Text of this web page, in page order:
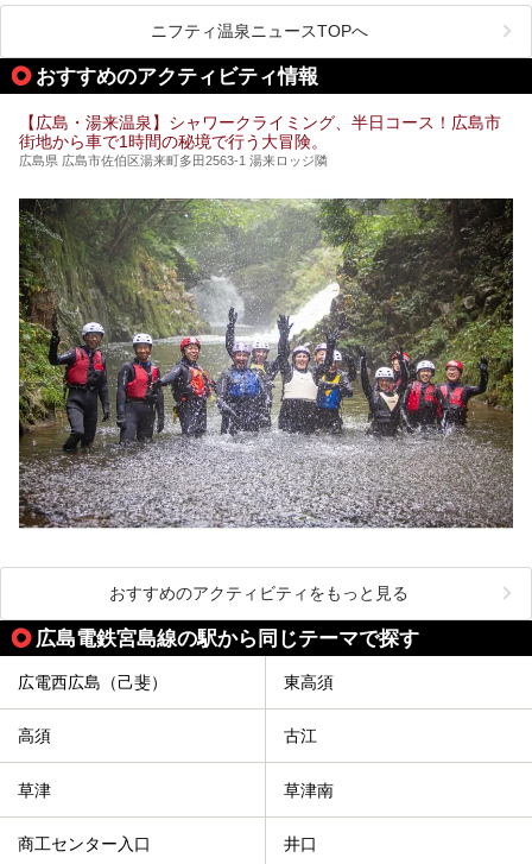
いった個性が魅力の温泉も、どちらも充実している広島県。
今回は、そんな広島県にある温浴施設のなかから、筆者が
「一度訪ねてみたい」と気になっている魅力的な施設を5件
ピックアップして紹介します。
※2021/07/30時点の情報です。
ニフティ温泉ニュースTOPへ
おすすめのアクティビティ情報
【広島・湯来温泉】シャワークライミング、半日コース！広島市
街地から車で1時間の秘境で行う大冒険。
広島県 広島市佐伯区湯来町多田2563-1 湯来ロッジ隣
おすすめのアクティビティをもっと見る
広島電鉄宮島線の駅から同じテーマで探す
広電西広島（己斐） 東高須
高須 古江
草津 草津南
商工センター入口 井口